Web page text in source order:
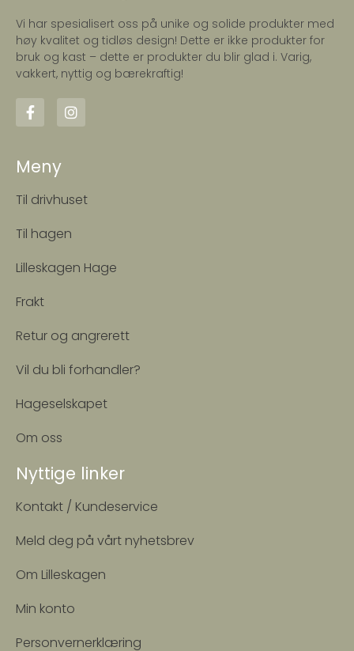
Vi har spesialisert oss på unike og solide produkter med
høy kvalitet og tidløs design! Dette er ikke produkter for
bruk og kast – dette er produkter du blir glad i. Varig,
vakkert, nyttig og bærekraftig!
Meny
Til drivhuset
Til hagen
Lilleskagen Hage
Frakt
Retur og angrerett
Vil du bli forhandler?
Hageselskapet
Om oss
Nyttige linker
Kontakt / Kundeservice
Meld deg på vårt nyhetsbrev
Om Lilleskagen
Min konto
Personvernerklæring